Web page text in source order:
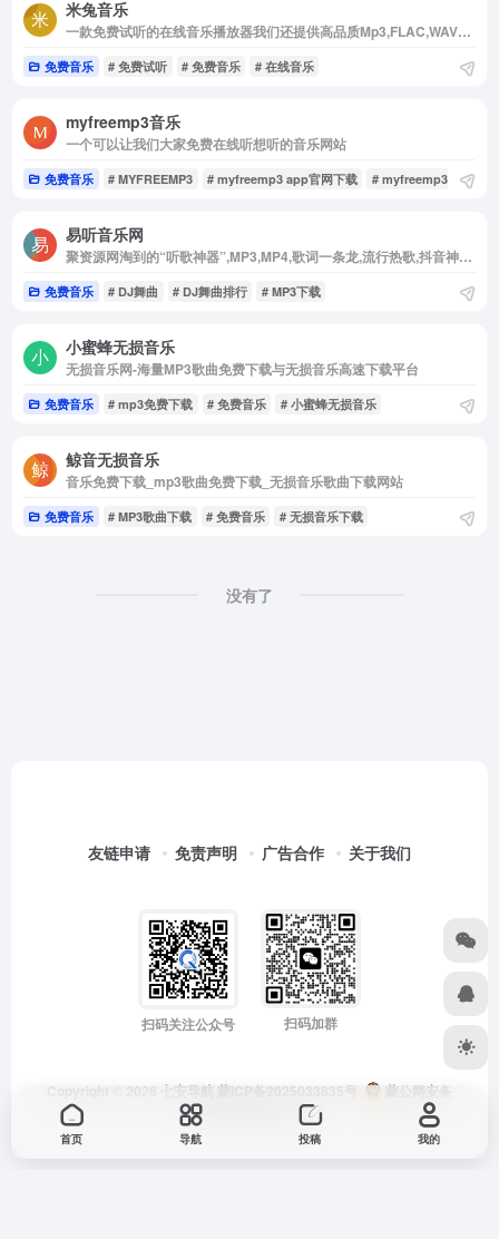
米兔音乐
一款免费试听的在线音乐播放器我们还提供高品质Mp3,FLAC,WAV等格式下载
免费音乐 # 免费试听 # 免费音乐 # 在线音乐
myfreemp3音乐
一个可以让我们大家免费在线听想听的音乐网站
免费音乐 # MYFREEMP3 # myfreemp3 app官网下载 # myfreemp3在线音乐
易听音乐网
聚资源网淘到的“听歌神器”,MP3,MP4,歌词一条龙,流行热歌,抖音神曲,经典老歌全都有,点开就能在线听,还能免费下载到手机
免费音乐 # DJ舞曲 # DJ舞曲排行 # MP3下载
小蜜蜂无损音乐
无损音乐网-海量MP3歌曲免费下载与无损音乐高速下载平台
免费音乐 # mp3免费下载 # 免费音乐 # 小蜜蜂无损音乐
鲸音无损音乐
音乐免费下载_mp3歌曲免费下载_无损音乐歌曲下载网站
免费音乐 # MP3歌曲下载 # 免费音乐 # 无损音乐下载
没有了
友链申请 免责声明 广告合作 关于我们
扫码关注公众号 扫码加群
Copyright © 2026 七安导航 蒙ICP备2025033835号
蒙公网安备
15012202000171号
首页 导航 投稿 我的